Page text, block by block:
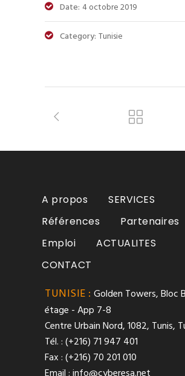
Date: 4 octobre 2019
Category: Tunisie
A propos
SERVICES
Références
Partenaires
Emploi
ACTUALITES
CONTACT
TUNISIE : Golden Towers, Bloc
étage - App 7-8
Centre Urbain Nord, 1082, Tunis,
Tél. : (+216) 71 947 401
Fax : (+216) 70 201 010